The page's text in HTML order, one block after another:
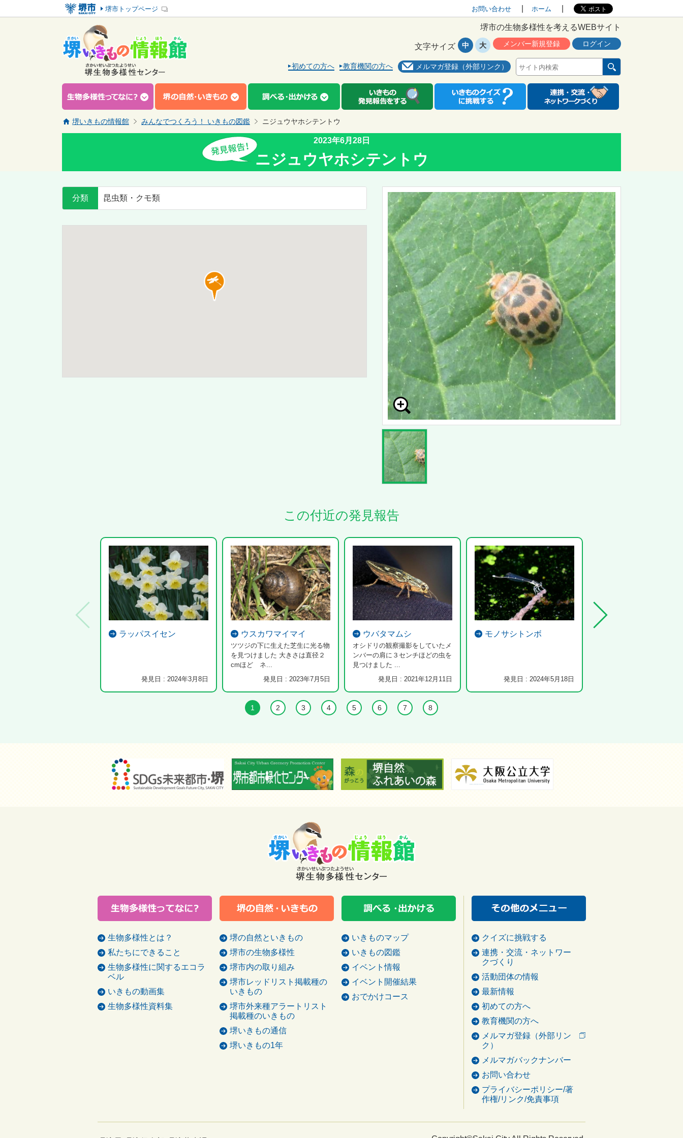
堺市トップページ お問い合わせ ホーム
堺市の生物多様性を考えるWEBサイト
初めての方へ 教育機関の方へ メルマガ登録（外部リンク）
メンバー新規登録 ログイン
文字サイズ 中 大
堺いきもの情報館 みんなでつくろう！ いきもの図鑑 ニジュウヤホシテントウ
2023年6月28日
ニジュウヤホシテントウ
分類 昆虫類・クモ類
この付近の発見報告
ラッパスイセン
発見日 : 2024年3月8日
ウスカワマイマイ
ツツジの下に生えた芝生に光る物
を見つけました 大きさは直径２
cmほど ネ...
発見日 : 2023年7月5日
ウバタマムシ
オシドリの観察撮影をしていたメ
ンバーの肩に３センチほどの虫を
見つけました ...
発見日 : 2021年12月11日
モノサシトンボ
発見日 : 2024年5月18日
1 2 3 4 5 6 7 8
生物多様性とは？
私たちにできること
生物多様性に関するエコラ
ベル
いきもの動画集
生物多様性資料集
堺の自然といきもの
堺市の生物多様性
堺市内の取り組み
堺市レッドリスト掲載種の
いきもの
堺市外来種アラートリスト
掲載種のいきもの
堺いきもの通信
堺いきもの1年
いきものマップ
いきもの図鑑
イベント情報
イベント開催結果
おでかけコース
クイズに挑戦する
連携・交流・ネットワー
クづくり
活動団体の情報
最新情報
初めての方へ
教育機関の方へ
メルマガ登録（外部リン
ク）
メルマガバックナンバー
お問い合わせ
プライバシーポリシー/著
作権/リンク/免責事項